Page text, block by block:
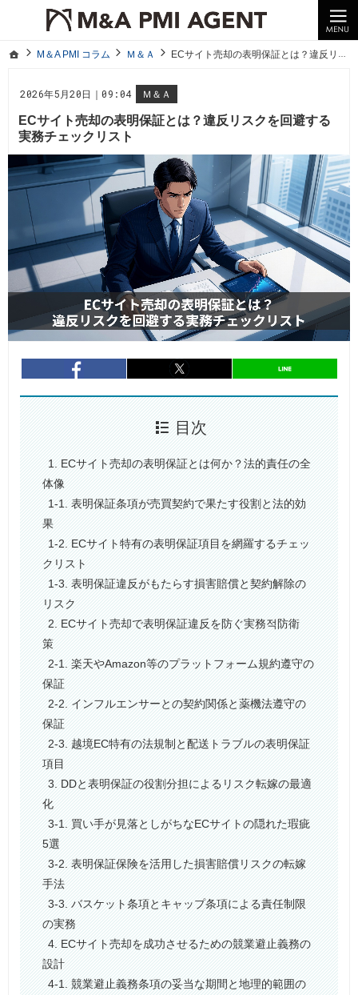
ホームM＆A PMI コラム Ｍ＆Ａ ECサイト売却の表明保証とは？違反リスクを回避する実務チェックリスト
2026年5月20日｜09:04 Ｍ＆Ａ
ECサイト売却の表明保証とは？違反リスクを回避する
実務チェックリスト
10年以上の経験。企業の経営統合や売却はM＆A PMI AGENTへ。
M＆A PMI コラム｜M＆A・PMI・事業承継のポイントや成功事例をわかりやすくご紹介
entry978 entry978
目次
1. ECサイト売却の表明保証とは何か？法的責任の全
体像
1-1. 表明保証条項が売買契約で果たす役割と法的効
果
1-2. ECサイト特有の表明保証項目を網羅するチェッ
クリスト
1-3. 表明保証違反がもたらす損害賠償と契約解除の
リスク
2. ECサイト売却で表明保証違反を防ぐ実務적防衛
策
2-1. 楽天やAmazon等のプラットフォーム規約遵守の
保証
2-2. インフルエンサーとの契約関係と薬機法遵守の
保証
2-3. 越境EC特有の法規制と配送トラブルの表明保証
項目
3. DDと表明保証の役割分担によるリスク転嫁の最適
化
3-1. 買い手が見落としがちなECサイトの隠れた瑕疵
5選
3-2. 表明保証保険を活用した損害賠償リスクの転嫁
手法
3-3. バスケット条項とキャップ条項による責任制限
の実務
4. ECサイト売却を成功させるための競業避止義務の
設計
4-1. 競業避止義務条項の妥当な期間と地理的範囲の
ホームM＆A PMI コラム Ｍ＆Ａ ECサイト売却の表明保証とは？違反リスクを回避する実務チェックリスト